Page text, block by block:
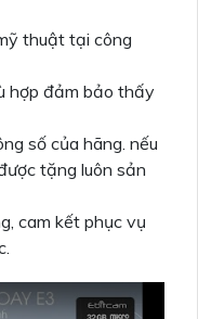
thuật tại công
hợp đảm bảo thấy
số của hãng. nếu
tặng luôn sản
cam kết phục vụ